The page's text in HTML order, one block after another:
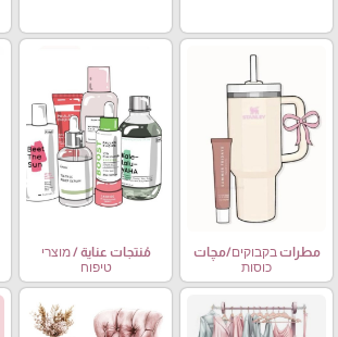
مطرات בקבוקים/مچات
כוסות
مُنتجات عناية / מוצרי
טיפוח